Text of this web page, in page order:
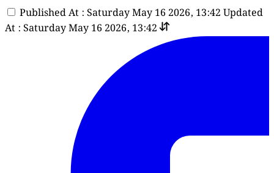
Published At : Saturday May 16 2026, 13:42 Updated
At : Saturday May 16 2026, 13:42